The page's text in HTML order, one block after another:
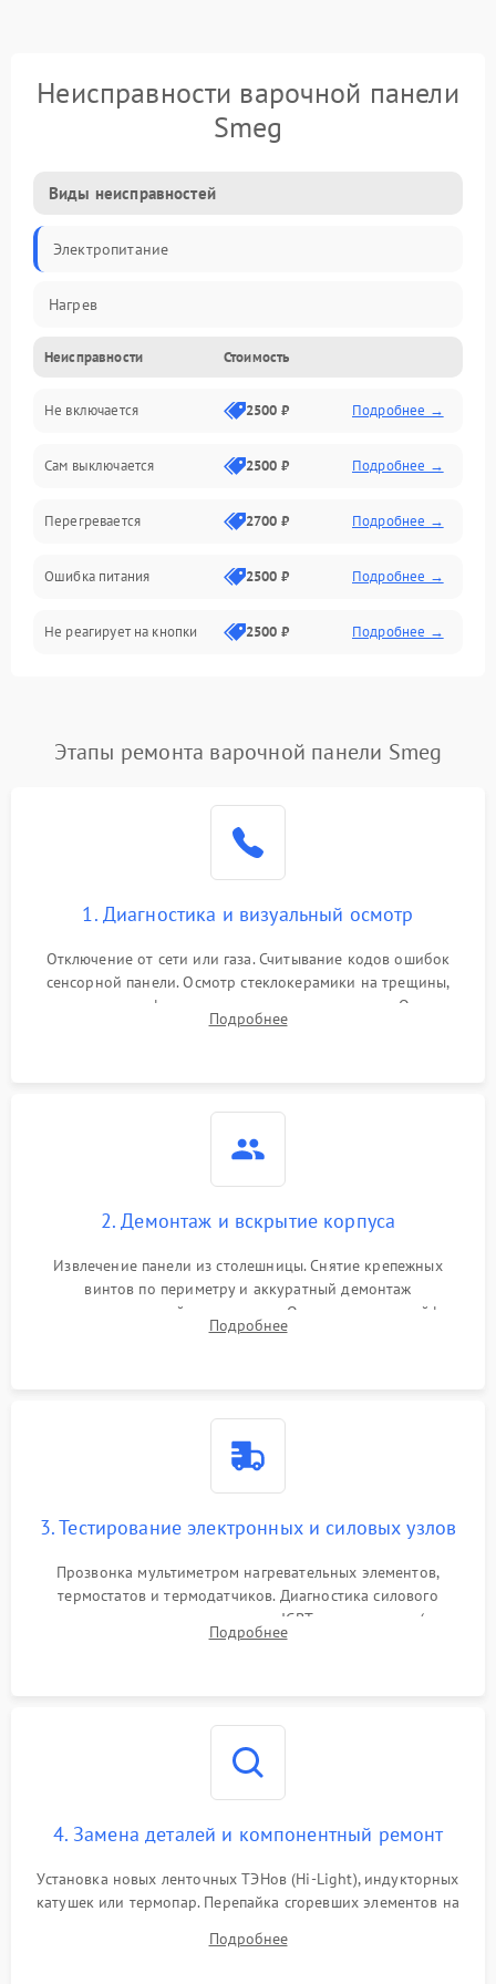
Неисправности варочной панели
Smeg
Виды неисправностей
Электропитание
Нагрев
Неисправности Стоимость
Не включается 2500 ₽ Подробнее →
Сам выключается 2500 ₽ Подробнее →
Перегревается 2700 ₽ Подробнее →
Ошибка питания 2500 ₽ Подробнее →
Не реагирует на кнопки 2500 ₽ Подробнее →
Этапы ремонта варочной панели Smeg
1. Диагностика и визуальный осмотр
Отключение от сети или газа. Считывание кодов ошибок
сенсорной панели. Осмотр стеклокерамики на трещины,
проверка конфорок на равномерность нагрева. Опрос
клиента о симптомах (не включается, не видит посуду,
Подробнее
2. Демонтаж и вскрытие корпуса
Извлечение панели из столешницы. Снятие крепежных
винтов по периметру и аккуратный демонтаж
стеклокерамической поверхности. Отсоединение шлейфов
сенсорного блока для доступа к силовым платам, катушкам
Подробнее
3. Тестирование электронных и силовых узлов
Прозвонка мультиметром нагревательных элементов,
термостатов и термодатчиков. Диагностика силового
модуля, реле, диодных мостов и IGBT-транзисторов (для
индукции). Проверка кранов и газ-контроля (для газовых
Подробнее
4. Замена деталей и компонентный ремонт
Установка новых ленточных ТЭНов (Hi-Light), индукторных
катушек или термопар. Перепайка сгоревших элементов на
дорожек. Очистка контактов и замена поврежденной
Подробнее